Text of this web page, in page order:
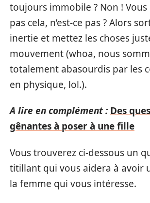
toujours immobile ? Non ! Vous
pas cela, n’est-ce pas ? Alors
inertie et mettez les choses
mouvement (whoa, nous
totalement abasourdis par les
en physique, lol.).
A lire en complément : Des
gênantes à poser à une fille
Vous trouverez ci-dessous un
titillant qui vous aidera à avoir
la femme qui vous intéresse.